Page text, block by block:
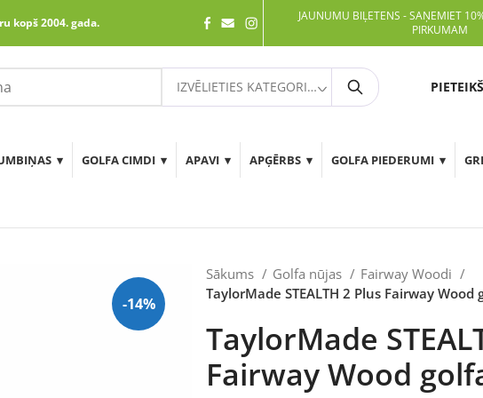
kopš 2004. gada.
JAUNUMU BIĻETENS - SAŅEMIET
PIRKUMAM
IZVĒLIETIES KATEGORIJU Meklēt
GOLFA CIMDI APAVI APĢĒRBS GOLFA PIEDERUMI
-14%
Sākums Golfa nūjas
Fairway Woodi
TaylorMade STEALTH 2 Plus Fairway Wood
TaylorMade
Fairway Wood